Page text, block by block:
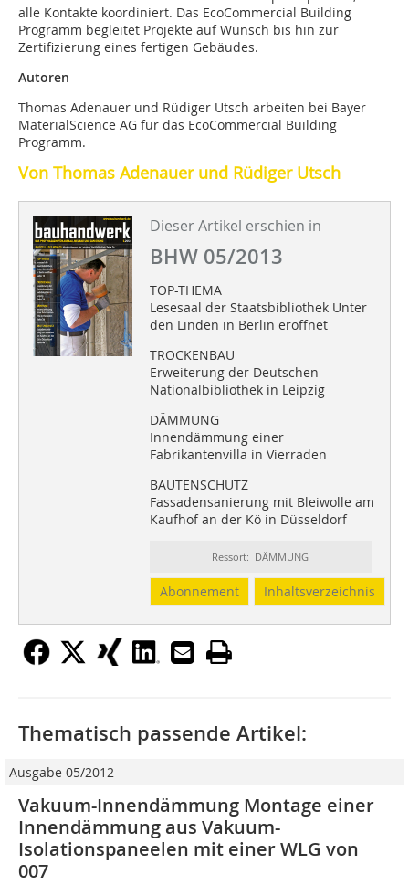
alle Kontakte koordiniert. Das EcoCommercial Building
Programm begleitet Projekte auf Wunsch bis hin zur
Zertifizierung eines fertigen Gebäudes.
Autoren
Thomas Adenauer und Rüdiger Utsch arbeiten bei Bayer
MaterialScience AG für das EcoCommercial Building
Programm.
Von Thomas Adenauer und Rüdiger Utsch
Dieser Artikel erschien in
BHW 05/2013
TOP-THEMA
Lesesaal der Staatsbibliothek Unter
den Linden in Berlin eröffnet
TROCKENBAU
Erweiterung der Deutschen
Nationalbibliothek in Leipzig
DÄMMUNG
Innendämmung einer
Fabrikantenvilla in Vierraden
BAUTENSCHUTZ
Fassadensanierung mit Bleiwolle am
Kaufhof an der Kö in Düsseldorf
Ressort: DÄMMUNG
Abonnement Inhaltsverzeichnis
Thematisch passende Artikel:
Ausgabe 05/2012
Vakuum-Innendämmung Montage einer
Innendämmung aus Vakuum-
Isolationspaneelen mit einer WLG von
007